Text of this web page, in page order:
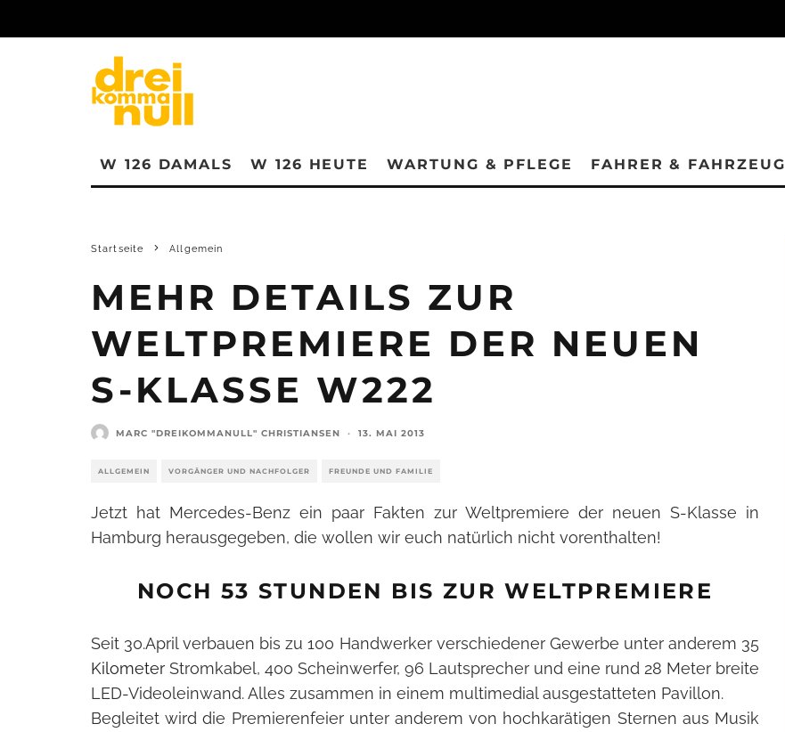
W 126 DAMALS W 126 HEUTE WARTUNG & PFLEGE FAHRER & FAHRZEUG
Startseite Allgemein
MEHR DETAILS ZUR
WELTPREMIERE DER NEUEN
S-KLASSE W222
MARC "DREIKOMMANULL" CHRISTIANSEN · 13. MAI 2013
ALLGEMEIN VORGÄNGER UND NACHFOLGER FREUNDE UND FAMILIE
Jetzt hat Mercedes-Benz ein paar Fakten zur Weltpremiere der neuen S-Klasse in
Hamburg herausgegeben, die wollen wir euch natürlich nicht vorenthalten!
NOCH 53 STUNDEN BIS ZUR WELTPREMIERE
Seit 30.April verbauen bis zu 100 Handwerker verschiedener Gewerbe unter anderem 35
Kilometer Stromkabel, 400 Scheinwerfer, 96 Lautsprecher und eine rund 28 Meter breite
LED-Videoleinwand. Alles zusammen in einem multimedial ausgestatteten Pavillon.
Begleitet wird die Premierenfeier unter anderem von hochkarätigen Sternen aus Musik